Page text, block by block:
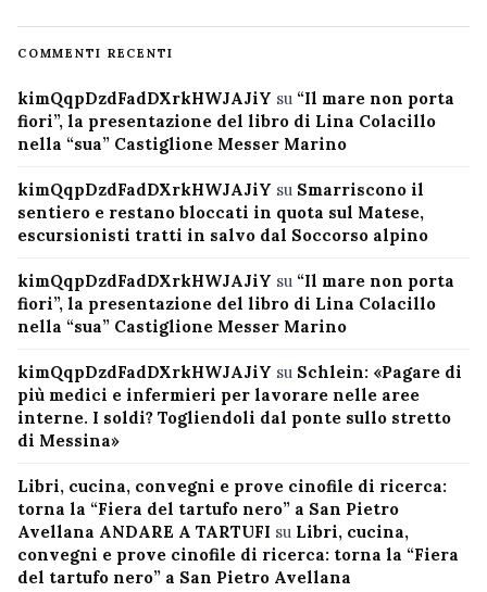
COMMENTI RECENTI
kimQqpDzdFadDXrkHWJAJiY su “Il mare non porta
fiori”, la presentazione del libro di Lina Colacillo
nella “sua” Castiglione Messer Marino
kimQqpDzdFadDXrkHWJAJiY su Smarriscono il
sentiero e restano bloccati in quota sul Matese,
escursionisti tratti in salvo dal Soccorso alpino
kimQqpDzdFadDXrkHWJAJiY su “Il mare non porta
fiori”, la presentazione del libro di Lina Colacillo
nella “sua” Castiglione Messer Marino
kimQqpDzdFadDXrkHWJAJiY su Schlein: «Pagare di
più medici e infermieri per lavorare nelle aree
interne. I soldi? Togliendoli dal ponte sullo stretto
di Messina»
Libri, cucina, convegni e prove cinofile di ricerca:
torna la “Fiera del tartufo nero” a San Pietro
Avellana ANDARE A TARTUFI su Libri, cucina,
convegni e prove cinofile di ricerca: torna la “Fiera
del tartufo nero” a San Pietro Avellana